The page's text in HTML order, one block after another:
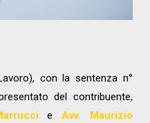
con la sentenza n°
del contribuente,
e
Avv. Maurizio